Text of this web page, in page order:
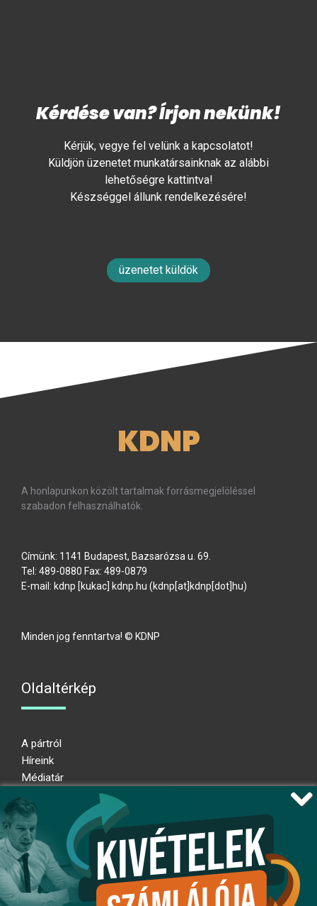
Kérdése van? Írjon nekünk!
Kérjük, vegye fel velünk a kapcsolatot!
Küldjön üzenetet munkatársainknak az alábbi
lehetőségre kattintva!
Készséggel állunk rendelkezésére!
üzenetet küldök
KDNP
A honlapunkon közölt tartalmak forrásmegjelöléssel
szabadon felhasználhatók.
Címünk: 1141 Budapest, Bazsarózsa u. 69.
Tel: 489-0880 Fax: 489-0879
E-mail: kdnp [kukac] kdnp.hu (kdnp[at]kdnp[dot]hu)
Minden jog fenntartva! © KDNP
Oldaltérkép
A pártról
Híreink
Médiatár
Adatkezelési nyilatkozat
Átláthatósági nyilatkozat
Ugrás az oldal tetejére
Kövessen minket!